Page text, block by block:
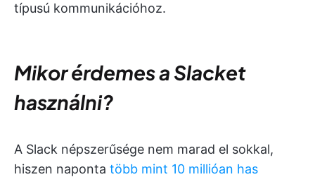
típusú kommunikációhoz.
Mikor érdemes a Slacket
használni?
A Slack népszerűsége nem marad el sokkal,
hiszen naponta több mint 10 millióan has